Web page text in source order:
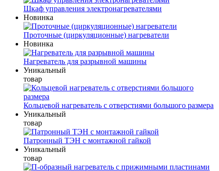
Шкаф управления электронагревателями
Новинка
Проточные (циркуляционные) нагреватели
Новинка
Нагреватель для разрывной машины
Уникальный
товар
Кольцевой нагреватель с отверстиями большого размера
Уникальный
товар
Патронный ТЭН с монтажной гайкой
Уникальный
товар